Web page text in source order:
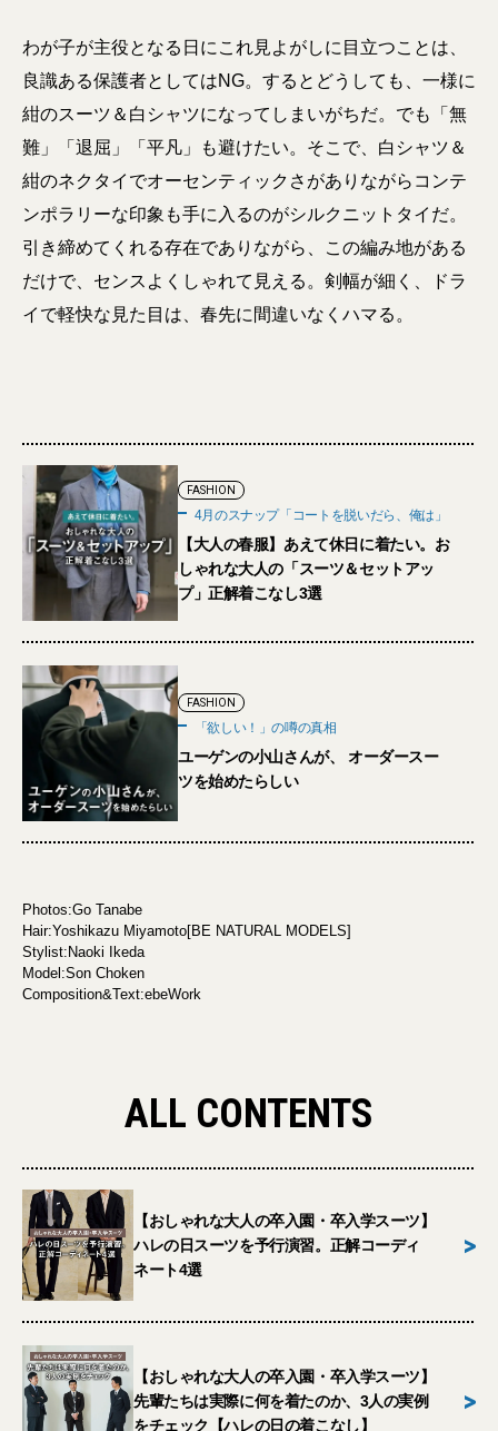
わが子が主役となる日にこれ見よがしに目立つことは、
良識ある保護者としてはNG。するとどうしても、一様に
紺のスーツ＆白シャツになってしまいがちだ。でも「無
難」「退屈」「平凡」も避けたい。そこで、白シャツ＆
紺のネクタイでオーセンティックさがありながらコンテ
ンポラリーな印象も手に入るのがシルクニットタイだ。
引き締めてくれる存在でありながら、この編み地がある
だけで、センスよくしゃれて見える。剣幅が細く、ドラ
イで軽快な見た目は、春先に間違いなくハマる。
FASHION
4月のスナップ「コートを脱いだら、俺は」
【大人の春服】あえて休日に着たい。お
しゃれな大人の「スーツ＆セットアッ
プ」正解着こなし3選
FASHION
「欲しい！」の噂の真相
ユーゲンの小山さんが、 オーダースー
ツを始めたらしい
Photos:Go Tanabe
Hair:Yoshikazu Miyamoto[BE NATURAL MODELS]
Stylist:Naoki Ikeda
Model:Son Choken
Composition&Text:ebeWork
ALL CONTENTS
【おしゃれな大人の卒入園・卒入学スーツ】
ハレの日スーツを予行演習。正解コーディ
ネート4選
>
【おしゃれな大人の卒入園・卒入学スーツ】
先輩たちは実際に何を着たのか、3人の実例
をチェック【ハレの日の着こなし】
>